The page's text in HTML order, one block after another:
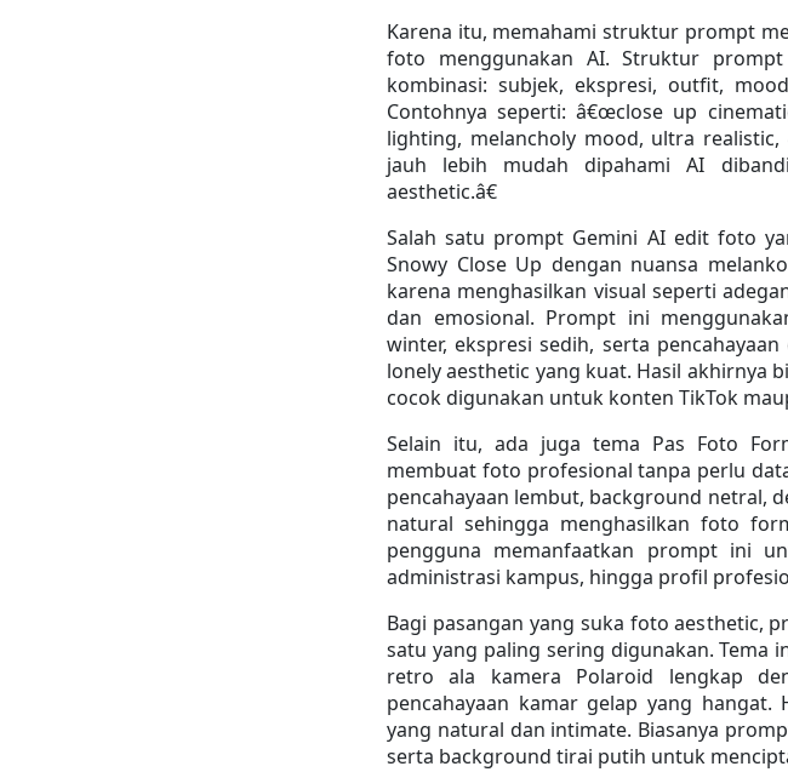
Karena itu, memahami struktur prompt
foto menggunakan AI. Struktur
kombinasi: subjek, ekspresi, outfit,
Contohnya seperti: â€œclose up
lighting, melancholy mood, ultra realistic,
jauh lebih mudah dipahami AI
aesthetic.â€
Salah satu prompt Gemini AI edit foto
Snowy Close Up dengan nuansa
karena menghasilkan visual seperti
dan emosional. Prompt ini
winter, ekspresi sedih, serta
lonely aesthetic yang kuat. Hasil akhirnya
cocok digunakan untuk konten TikTok
Selain itu, ada juga tema Pas Foto
membuat foto profesional tanpa perlu
pencahayaan lembut, background netral,
natural sehingga menghasilkan foto
pengguna memanfaatkan prompt ini
administrasi kampus, hingga profil
Bagi pasangan yang suka foto aesthetic,
satu yang paling sering digunakan. Tema
retro ala kamera Polaroid lengkap
pencahayaan kamar gelap yang
yang natural dan intimate. Biasanya
serta background tirai putih untuk